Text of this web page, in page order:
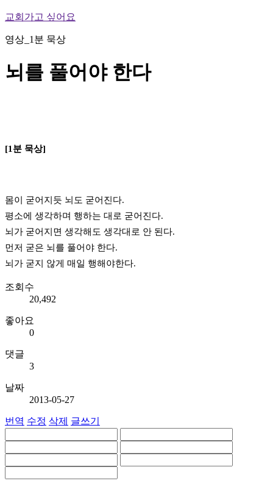
교회가고 싶어요
영상_1분 묵상
뇌를 풀어야 한다
[1분 묵상]
몸이 굳어지듯 뇌도 굳어진다.
평소에 생각하며 행하는 대로 굳어진다.
뇌가 굳어지면 생각해도 생각대로 안 된다.
먼저 굳은 뇌를 풀어야 한다.
뇌가 굳지 않게 매일 행해야한다.
조회수
20,492
좋아요
0
댓글
3
날짜
2013-05-27
번역 수정 삭제 글쓰기